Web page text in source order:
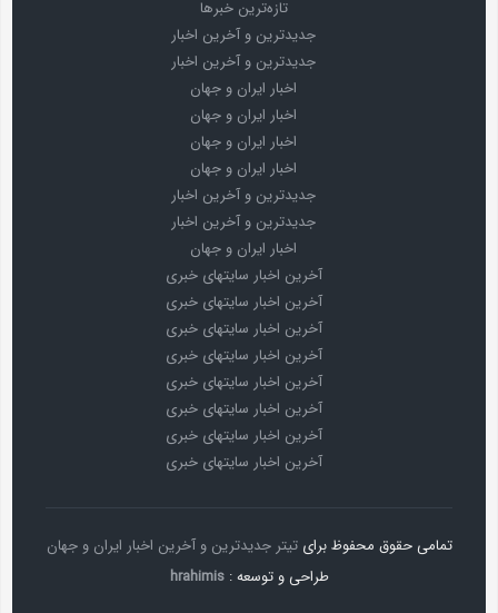
تازه‌ترین خبرها
جدیدترین و آخرین اخبار
جدیدترین و آخرین اخبار
اخبار ایران و جهان
اخبار ایران و جهان
اخبار ایران و جهان
اخبار ایران و جهان
جدیدترین و آخرین اخبار
جدیدترین و آخرین اخبار
اخبار ایران و جهان
آخرین اخبار سایتهای خبری
آخرین اخبار سایتهای خبری
آخرین اخبار سایتهای خبری
آخرین اخبار سایتهای خبری
آخرین اخبار سایتهای خبری
آخرین اخبار سایتهای خبری
آخرین اخبار سایتهای خبری
آخرین اخبار سایتهای خبری
تمامی حقوق محفوظ برای تیتر جدیدترین و آخرین اخبار ایران و جهان
طراحی و توسعه : hrahimis